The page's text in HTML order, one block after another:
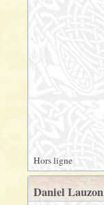
Hors ligne
Daniel Lauzon